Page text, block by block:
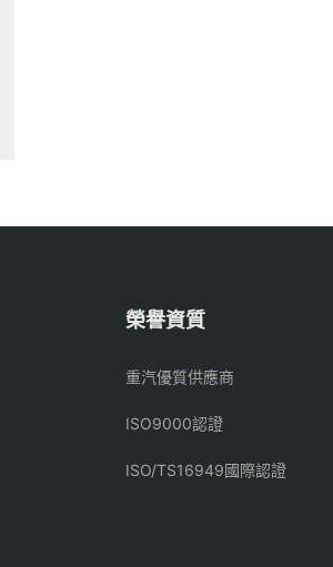
榮譽資質
重汽優質供應商
ISO9000認證
ISO/TS16949國際認證